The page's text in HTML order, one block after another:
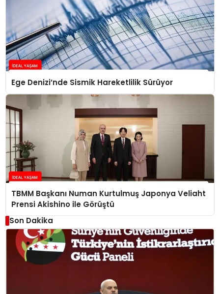
Ege Denizi’nde Sismik Hareketlilik Sürüyor
TBMM Başkanı Numan Kurtulmuş Japonya Veliaht
Prensi Akishino ile Görüştü
Son Dakika